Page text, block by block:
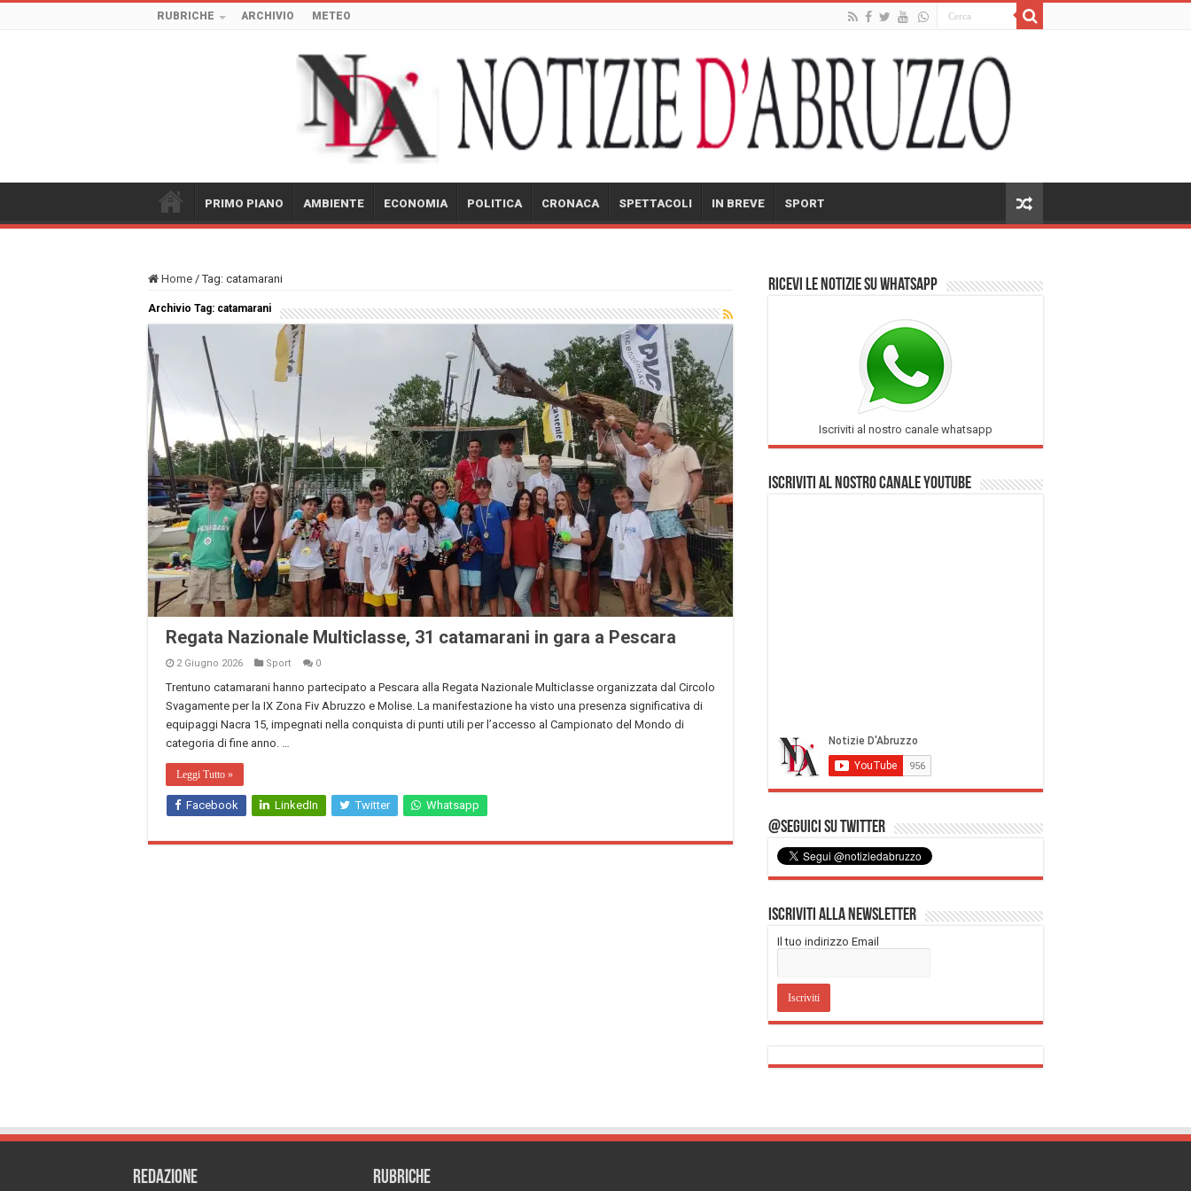
RUBRICHE ARCHIVIO METEO
PRIMO PIANO AMBIENTE ECONOMIA POLITICA CRONACA SPETTACOLI IN BREVE SPORT
Home / Tag: catamarani
Archivio Tag: catamarani
Regata Nazionale Multiclasse, 31 catamarani in gara a Pescara
2 Giugno 2026 Sport 0
Trentuno catamarani hanno partecipato a Pescara alla Regata Nazionale Multiclasse organizzata dal Circolo
Svagamente per la IX Zona Fiv Abruzzo e Molise. La manifestazione ha visto una presenza significativa di
equipaggi Nacra 15, impegnati nella conquista di punti utili per l’accesso al Campionato del Mondo di
categoria di fine anno. …
Leggi Tutto »
Facebook LinkedIn Twitter Whatsapp
Ricevi le notizie su Whatsapp
Iscriviti al nostro canale whatsapp
Iscriviti al nostro Canale Youtube
@Seguici su Twitter
Iscriviti alla Newsletter
Il tuo indirizzo Email
REDAZIONE RUBRICHE